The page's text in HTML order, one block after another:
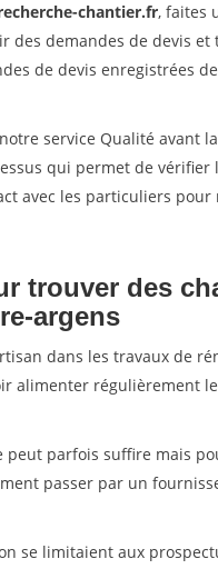
chantier.fr, faites
demandes de devis
de devis enregistrées
service Qualité avant
qui permet de vérifier
avec les particuliers
trouver des
argens
dans les travaux de
alimenter régulièrement
parfois suffire mais
passer par un
se limitaient aux